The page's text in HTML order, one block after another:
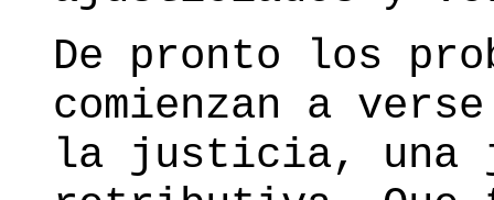
De pronto los
comienzan a
la justicia, una